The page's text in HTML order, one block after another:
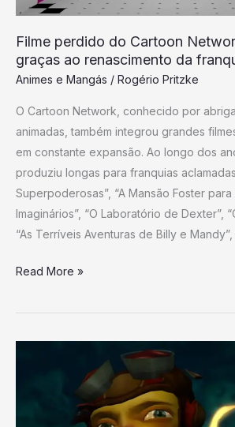
Filme perdido do Cartoon
graças ao renascimento da
Animes e Mangás / Rogério Pritzke
O Cartoon Network, conhecido por
animadas, também integrou grandes
em constante expansão. Ao longo dos
produziu longas para franquias
Superpoderosas”, “A Mansão Foster para
Imaginários”, “O Laboratório de Dexter”,
“As Terríveis Aventuras de Billy e
renascimento
franquia
Read More »